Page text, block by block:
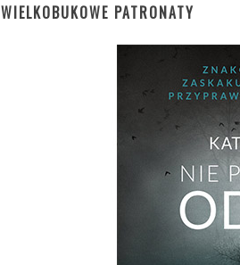
WIELKOBUKOWE PATRONATY